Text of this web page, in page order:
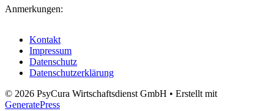
Anmerkungen:
Kontakt
Impressum
Datenschutz
Datenschutzerklärung
© 2026 PsyCura Wirtschaftsdienst GmbH • Erstellt mit
GeneratePress